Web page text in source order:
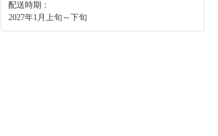
配送時期：
2027年1月上旬～下旬